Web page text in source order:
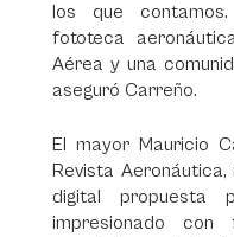
los que
fototeca
Aérea y una
aseguró Carreño.
El mayor Mauricio
Revista
digital propuesta
impresionado